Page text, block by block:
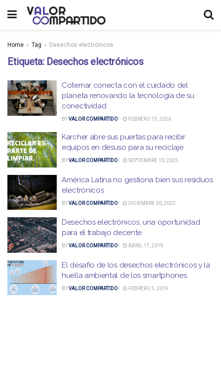
Home Tag Desechos electrónicos
Etiqueta: Desechos electrónicos
Cotemar conecta con el cuidado del
planeta renovando la tecnología de su
conectividad
BYVALOR COMPARTIDO FEBRERO 13, 2026
Karcher abre sus puertas para recibir
equipos en desuso para su reciclaje
BYVALOR COMPARTIDO SEPTIEMBRE 10, 2025
América Latina no gestiona bien sus residuos
electrónicos
BYVALOR COMPARTIDO DICIEMBRE 30, 2022
Desechos electrónicos, una oportunidad
para el trabajo decente
BYVALOR COMPARTIDO ABRIL 17, 2019
El desafío de los desechos electrónicos y la
huella ambiental de los smartphones
BYVALOR COMPARTIDO FEBRERO 5, 2019